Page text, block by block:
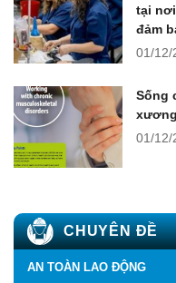
tại
đảm
01/12/
Sống
01/12/
CHUYÊN ĐỀ
AN TOÀN LAO ĐỘNG